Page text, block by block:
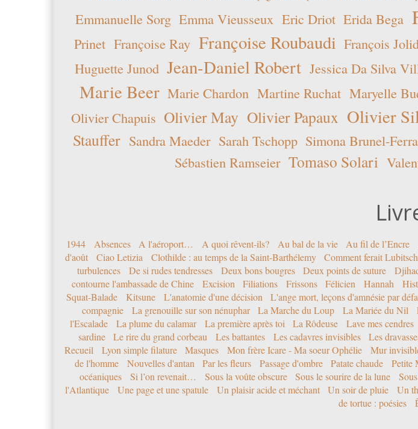
Emmanuelle Sorg Emma Vieusseux Eric Driot Erida Bega
Prinet Françoise Ray Françoise Roubaudi François
Huguette Junod Jean-Daniel Robert Jessica Da Silva
Marie Beer Marie Chardon Martine Ruchat Maryelle
Olivier Chapuis Olivier May Olivier Papaux Olivier
Stauffer Sandra Maeder Sarah Tschopp Simona Brunel-
Sébastien Ramseier Tomaso Solari
1944 Absences A l'aéroport… A quoi rêvent-ils? Au bal de la vie Au fil de l’Encre
d'août
Ciao Letizia Clothilde : au temps de la Saint-Barthélemy Comment ferait
turbulences
De si rudes tendresses Deux bons bougres Deux points de suture
contourne l'ambassade de Chine
Excision Filiations Frissons Félicien Hannah
Squat-Balade
Kitsune L'anatomie d'une décision L'ange mort, leçons d'amnésie par
compagnie
La grenouille sur son nénuphar La Marche du Loup La Mariée du Nil
l'Escalade
La plume du calamar La première après toi La Rôdeuse Lave mes cendres
sardine
Le rire du grand corbeau Les battantes Les cadavres invisibles Les
Recueil
Lyon simple filature Masques Mon frère Icare - Ma soeur Ophélie Mur
de l'homme
Nouvelles d'antan Par les fleurs Passage d'ombre Patate chaude Petite
océaniques
Si l’on revenait… Sous la voûte obscure Sous le sourire de la lune
l'Atlantique
Une page et une spatule Un plaisir acide et méchant Un soir de pluie Un
de tortue : poésies